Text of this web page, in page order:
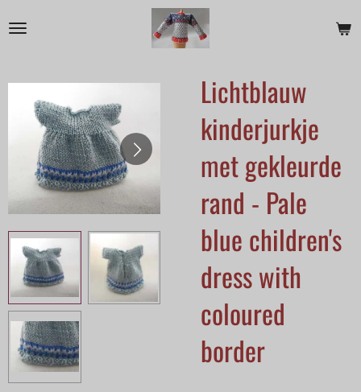
de
hoofdinhoud
Lichtblauw
kinderjurkje
met gekleurde
rand - Pale
blue children's
dress with
coloured
border